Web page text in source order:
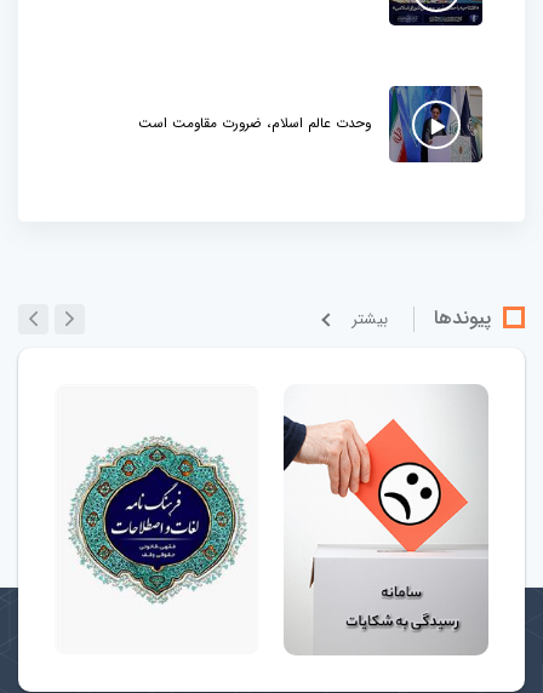
وحدت عالم اسلام، ضرورت مقاومت است
پیوندها بيشتر